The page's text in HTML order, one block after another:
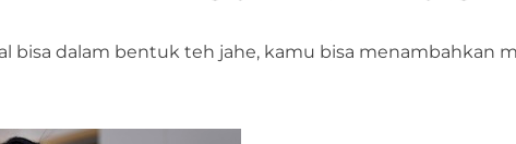
bisa dalam bentuk teh jahe, kamu bisa menambahkan